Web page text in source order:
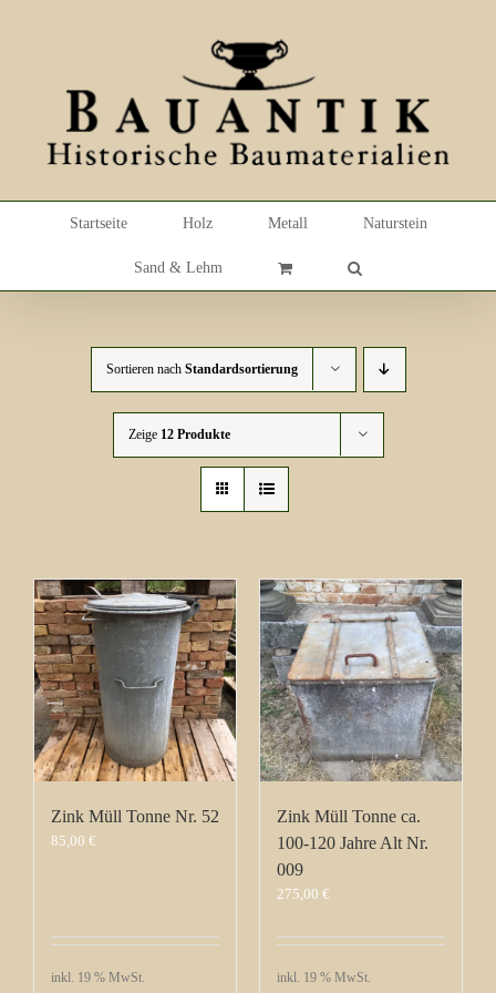
Startseite Holz Metall Naturstein
Sand & Lehm
Sortieren nach Standardsortierung
Zeige 12 Produkte
Zink Müll Tonne Nr. 52
85,00 €
inkl. 19 % MwSt.
Zink Müll Tonne ca.
100-120 Jahre Alt Nr.
009
275,00 €
inkl. 19 % MwSt.